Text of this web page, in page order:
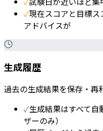
✓現在スコアと目標
アドバイスが
生成履歴
過去の生成結果を保存・再
✓生成結果はすべて
ザーのみ）